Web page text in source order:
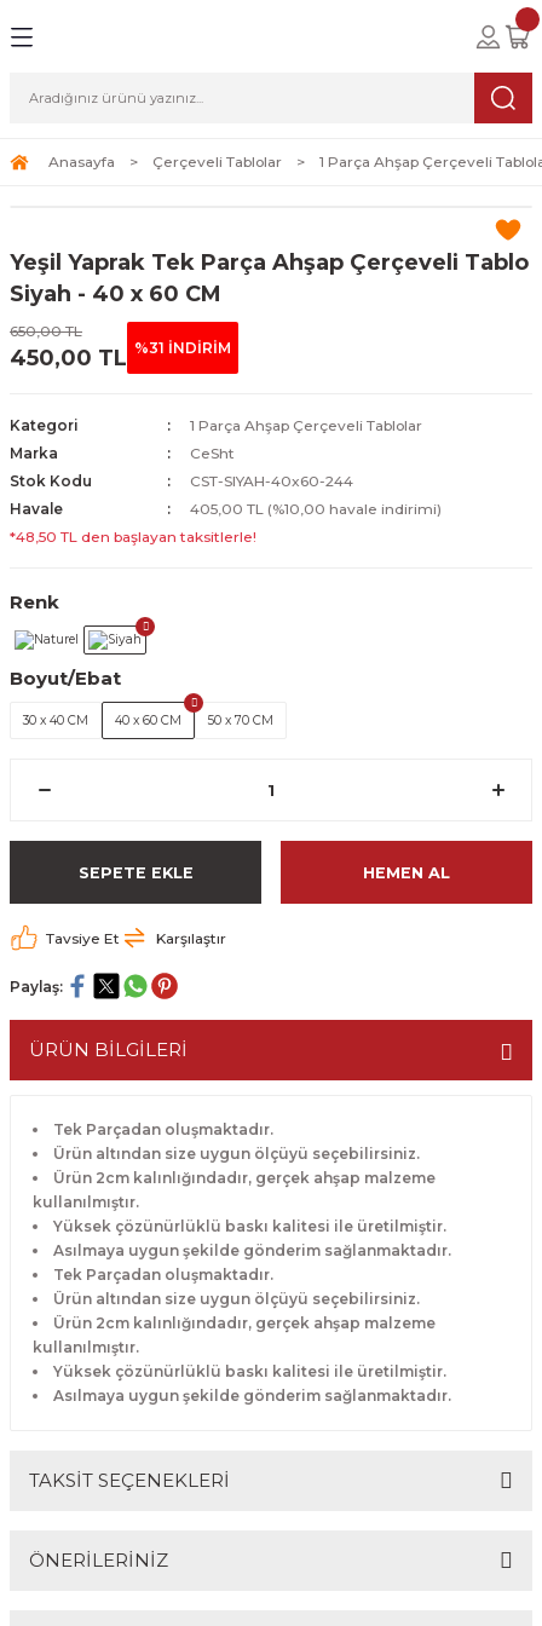
Tablolar
Tablolar
Sanat
Anasayfa Çerçeveli Tablolar 1 Parça Ahşap Çerçeveli
Yeşil Yaprak Tek Parça Ahşap Çerçeveli Tablo
Siyah - 40 x 60 CM
650,00 TL
450,00 TL %31 İNDİRİM
Kategori
1 Parça Ahşap Çerçeveli Tablolar
Marka
CeSht
Stok Kodu
CST-SIYAH-40x60-244
Havale
405,00 TL (%10,00 havale indirimi)
*48,50 TL den başlayan taksitlerle!
Renk
Boyut/Ebat
30 x 40 CM 40 x 60 CM 50 x 70 CM
SEPETE EKLE HEMEN AL
Tavsiye Et Karşılaştır
Paylaş:
ÜRÜN BİLGİLERİ
Tek Parçadan oluşmaktadır.
Ürün altından size uygun ölçüyü seçebilirsiniz.
Ürün 2cm kalınlığındadır, gerçek ahşap malzeme
kullanılmıştır.
Yüksek çözünürlüklü baskı kalitesi ile üretilmiştir.
Asılmaya uygun şekilde gönderim sağlanmaktadır.
Tek Parçadan oluşmaktadır.
Ürün altından size uygun ölçüyü seçebilirsiniz.
Ürün 2cm kalınlığındadır, gerçek ahşap malzeme
kullanılmıştır.
Yüksek çözünürlüklü baskı kalitesi ile üretilmiştir.
Asılmaya uygun şekilde gönderim sağlanmaktadır.
TAKSİT SEÇENEKLERİ
ÖNERİLERİNİZ